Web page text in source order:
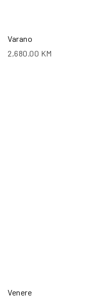
Varano
2,680.00 KM
Venere